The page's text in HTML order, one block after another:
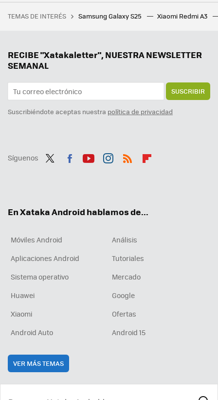
El fin de una era. Google Maps tiene una nueva voz para el GPS en España
La debacle demográfica en Europa, expuesta en este mapa con un invitado engañoso: Mónaco
TEMAS DE INTERÉS Samsung Galaxy S25 Xiaomi Redmi A3
RECIBE "Xatakaletter", NUESTRA NEWSLETTER
SEMANAL
SUSCRIBIR
Suscribiéndote aceptas nuestra política de privacidad
Síguenos
En Xataka Android hablamos de...
Móviles Android
Análisis
Aplicaciones Android
Tutoriales
Sistema operativo
Mercado
Huawei
Google
Xiaomi
Ofertas
Android Auto
Android 15
VER MÁS TEMAS